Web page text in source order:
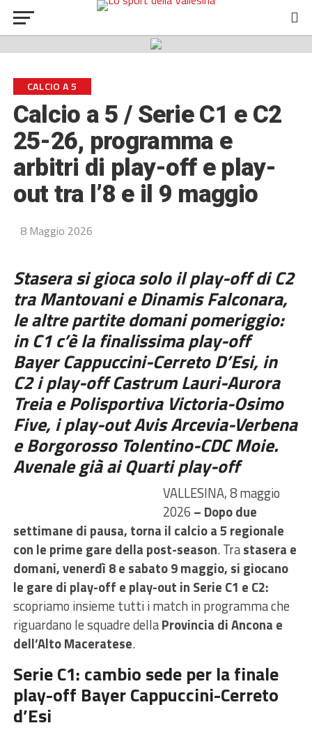
CALCIO A 5
Calcio a 5 / Serie C1 e C2
25-26, programma e
arbitri di play-off e play-
out tra l’8 e il 9 maggio
8 Maggio 2026
Stasera si gioca solo il play-off di C2
tra Mantovani e Dinamis Falconara,
le altre partite domani pomeriggio:
in C1 c’è la finalissima play-off
Bayer Cappuccini-Cerreto D’Esi, in
C2 i play-off Castrum Lauri-Aurora
Treia e Polisportiva Victoria-Osimo
Five, i play-out Avis Arcevia-Verbena
e Borgorosso Tolentino-CDC Moie.
Avenale già ai Quarti play-off
VALLESINA, 8 maggio
2026 – Dopo due
settimane di pausa, torna il calcio a 5 regionale
con le prime gare della post-season. Trastasera e
domani, venerdì 8 e sabato 9 maggio, si giocano
le gare di play-off e play-out in Serie C1 e C2:
scopriamo insieme tutti i match in programma che
riguardano le squadre dellaProvincia di Ancona e
dell’Alto Maceratese.
Serie C1: cambio sede per la finale
play-off Bayer Cappuccini-Cerreto
d’Esi